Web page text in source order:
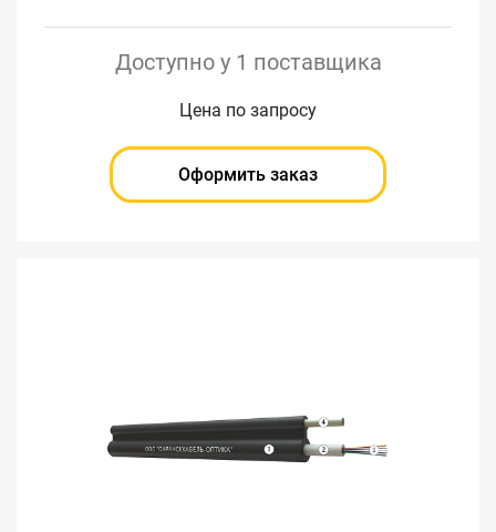
Доступно у 1 поставщика
Цена по запросу
Оформить заказ